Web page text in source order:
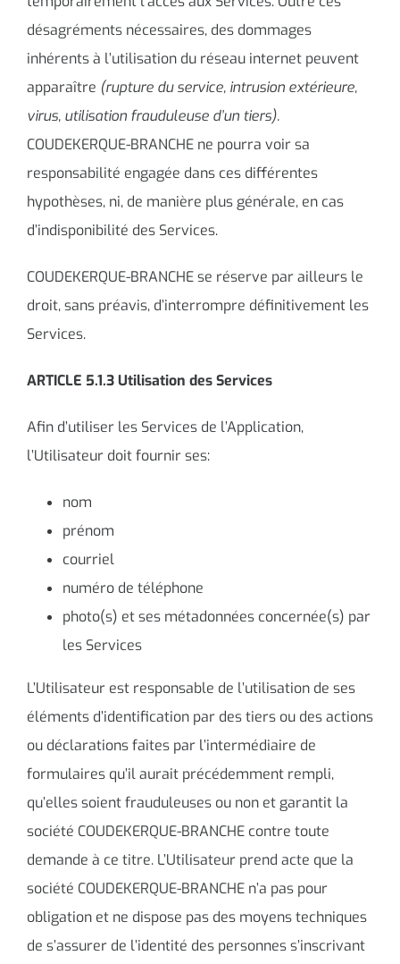
désagréments nécessaires, des dommages
inhérents à l’utilisation du réseau internet peuvent
apparaître (rupture du service, intrusion extérieure,
virus, utilisation frauduleuse d’un tiers).
COUDEKERQUE-BRANCHE ne pourra voir sa
responsabilité engagée dans ces différentes
hypothèses, ni, de manière plus générale, en cas
d’indisponibilité des Services.
COUDEKERQUE-BRANCHE se réserve par ailleurs le
droit, sans préavis, d’interrompre définitivement les
Services.
ARTICLE 5.1.3 Utilisation des Services
Afin d’utiliser les Services de l’Application,
l’Utilisateur doit fournir ses:
nom
prénom
courriel
numéro de téléphone
photo(s) et ses métadonnées concernée(s) par
les Services
L’Utilisateur est responsable de l’utilisation de ses
éléments d’identification par des tiers ou des actions
ou déclarations faites par l’intermédiaire de
formulaires qu’il aurait précédemment rempli,
qu’elles soient frauduleuses ou non et garantit la
société COUDEKERQUE-BRANCHE contre toute
demande à ce titre. L’Utilisateur prend acte que la
société COUDEKERQUE-BRANCHE n’a pas pour
obligation et ne dispose pas des moyens techniques
de s’assurer de l’identité des personnes s’inscrivant